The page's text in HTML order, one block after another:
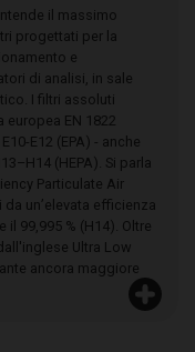
il massimo
progettati per la
e
di analisi, in sale
I filtri assoluti
EN 1822
E12 (EPA) - anche
(HEPA). Si parla
Particulate Air
un’elevata efficienza
il 99,995 % (H14). Oltre
Ultra Low
ancora maggiore